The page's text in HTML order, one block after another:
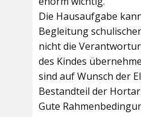
Die Hausaufgabe
Begleitung
nicht die
des Kindes
sind auf Wunsch der
Bestandteil der
Gute